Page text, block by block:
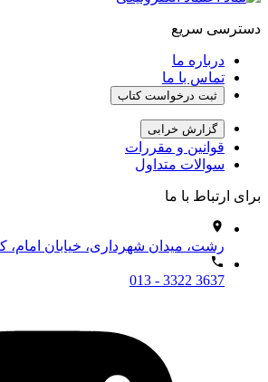
دسترسی سریع
درباره ما
تماس با ما
ثبت درخواست کتاب
گزارش خرابی
قوانین و مقررات
سوالات متداول
برای ارتباط با ما
رشت، میدان شهرداری، خیابان امام،
013 - 3322 3637